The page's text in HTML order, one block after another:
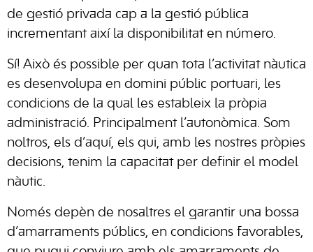
de gestió privada cap a la gestió pública
incrementant així la disponibilitat en número.
Sí! Això és possible per quan tota l’activitat nàutica
es desenvolupa en domini públic portuari, les
condicions de la qual les estableix la pròpia
administració. Principalment l’autonòmica. Som
noltros, els d’aquí, els qui, amb les nostres pròpies
decisions, tenim la capacitat per definir el model
nàutic.
Només depèn de nosaltres el garantir una bossa
d’amarraments públics, en condicions favorables,